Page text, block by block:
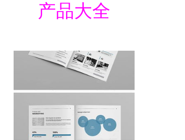
产品大全